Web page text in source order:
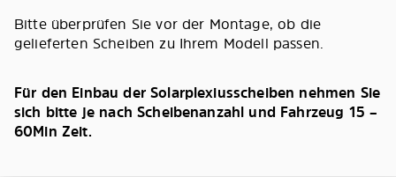
Bitte überprüfen Sie vor der Montage, ob die
gelieferten Scheiben zu Ihrem Modell passen.
Für den Einbau der Solarplexiusscheiben nehmen Sie
sich bitte je nach Scheibenanzahl und Fahrzeug 15 –
60Min Zeit.